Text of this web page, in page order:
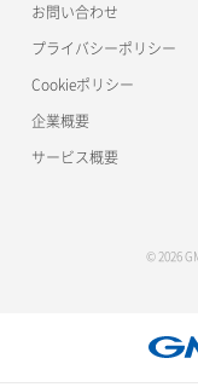
お問い合わせ
プライバシーポリシー
Cookieポリシー
企業概要
サービス概要
© 2026